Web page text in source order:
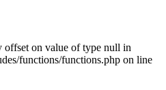
offset on value of type null in
functions/functions.php on line